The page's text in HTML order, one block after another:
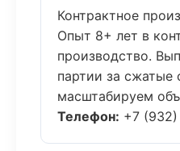
Контрактное
Опыт 8+ лет в
производство.
партии за сжатые
масштабируем
Телефон: +7